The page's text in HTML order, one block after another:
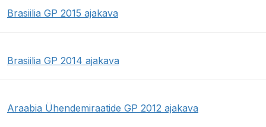
Brasiilia GP 2015 ajakava
Brasiilia GP 2014 ajakava
Araabia Ühendemiraatide GP 2012 ajakava